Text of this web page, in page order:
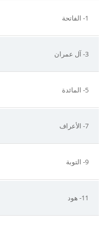
1- الفاتحة
3- آل عمران
5- المائدة
7- الأعراف
9- التوبة
11- هود